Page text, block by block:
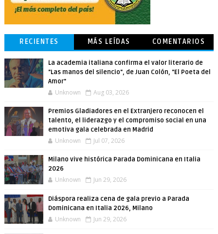
RECIENTES MÁS LEÍDAS COMENTARIOS
La academia italiana confirma el valor literario de
"Las manos del silencio", de Juan Colón, "El Poeta del
Amor"
Unknown Aug 03, 2026
Premios Gladiadores en el Extranjero reconocen el
talento, el liderazgo y el compromiso social en una
emotiva gala celebrada en Madrid
Unknown Jul 07, 2026
Milano vive histórica Parada Dominicana en Italia
2026
Unknown Jun 29, 2026
Diáspora realiza cena de gala previo a Parada
Dominicana en Italia 2026, Milano
Unknown Jun 29, 2026